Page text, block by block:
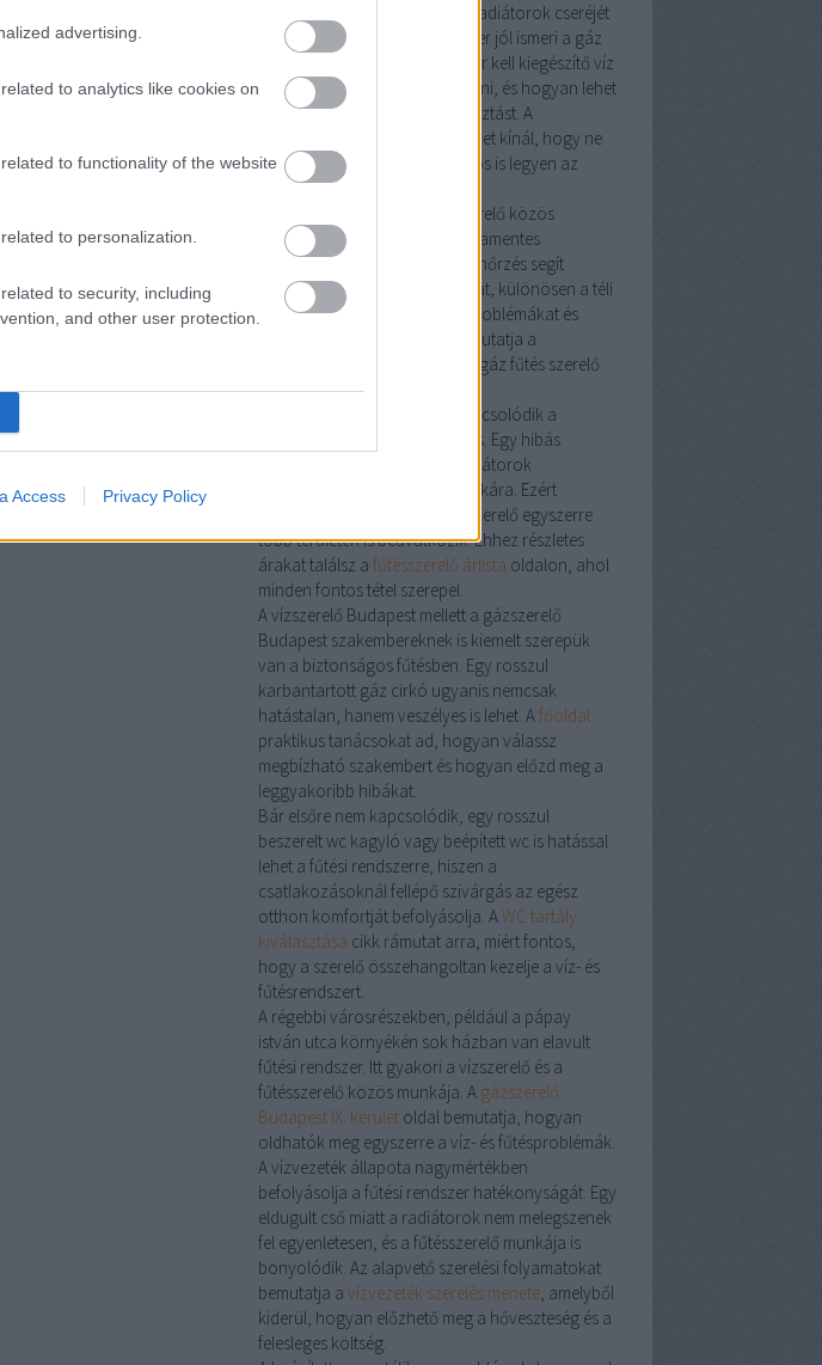
advertising.
to analytics like cookies on
to functionality of the website
to personalization.
to security, including
and other user protection.
Access Privacy Policy
nem csupán a radiátorok cseréjét
jelenti. Egy tapasztalt szakember jól ismeri a gáz
rendszereket, tudja, mikor kell kiegészítő víz
gáz fűtésszerelő
munkát végezni, és hogyan lehet
optimalizálni az energiafogyasztást. A
oldal számos tippet kínál, hogy ne
csak meleg, hanem biztonságos is legyen az
otthonod.
fűtésszerelő közös
feladata a kazán és a cirkó hibamentes
üzemeltetése. A rendszeres ellenőrzés segít
megelőzni a meghibásodásokat, különösen a téli
szezon előtt. A leggyakoribb problémákat és
megoldásokat részletesen bemutatja a
víz gáz fűtés szerelő
feladatai is szerepelnek.
kell, gyakran kapcsolódik a
munkája a fűtési rendszerhez is. Egy hibás
hatással lehet a radiátorok
működésére és a cirkó hatásfokára. Ezért
víz gáz fűtésszerelő egyszerre
több területen is beavatkozik. Ehhez részletes
árakat találsz a fűtésszerelő árlista oldalon, ahol
minden fontos tétel szerepel.
Avízszerelő Budapest mellett a gázszerelő
Budapest szakembereknek is kiemelt szerepük
van a biztonságos fűtésben. Egy rosszul
karbantartott gáz cirkó ugyanis nemcsak
hatástalan, hanem veszélyes is lehet. Afőoldal
praktikus tanácsokat ad, hogyan válassz
megbízható szakembert és hogyan előzd meg a
leggyakoribb hibákat.
Bár elsőre nem kapcsolódik, egy rosszul
beszereltwc kagyló vagy beépített wc is hatással
lehet a fűtési rendszerre, hiszen a
csatlakozásoknál fellépő szivárgás az egész
otthon komfortját befolyásolja. AWC tartály
kiválasztása cikk rámutat arra, miért fontos,
hogy a szerelő összehangoltan kezelje a víz- és
fűtésrendszert.
A régebbi városrészekben, például a pápay
istván utca környékén sok házban van elavult
fűtési rendszer. Itt gyakori a vízszerelő és a
fűtésszerelő közös munkája. A gázszerelő
Budapest IX. kerület oldal bemutatja, hogyan
oldhatók meg egyszerre a víz- és fűtésproblémák.
Avízvezeték állapota nagymértékben
befolyásolja a fűtési rendszer hatékonyságát. Egy
eldugult cső miatt a radiátorok nem melegszenek
fel egyenletesen, és a fűtésszerelő munkája is
bonyolódik. Az alapvető szerelési folyamatokat
bemutatja a vízvezeték szerelés menete, amelyből
kiderül, hogyan előzhető meg a hőveszteség és a
felesleges költség.